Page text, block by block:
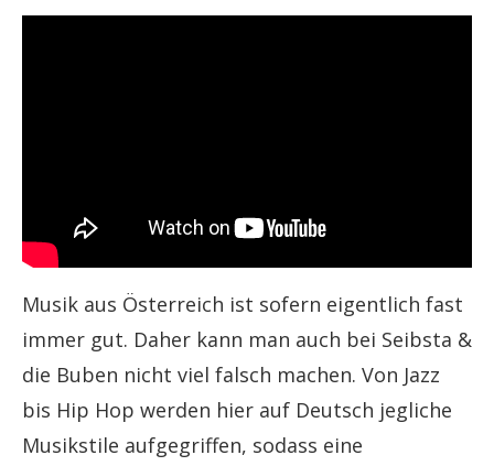
Musik aus Österreich ist sofern eigentlich fast
immer gut. Daher kann man auch bei Seibsta &
die Buben nicht viel falsch machen. Von Jazz
bis Hip Hop werden hier auf Deutsch jegliche
Musikstile aufgegriffen, sodass eine